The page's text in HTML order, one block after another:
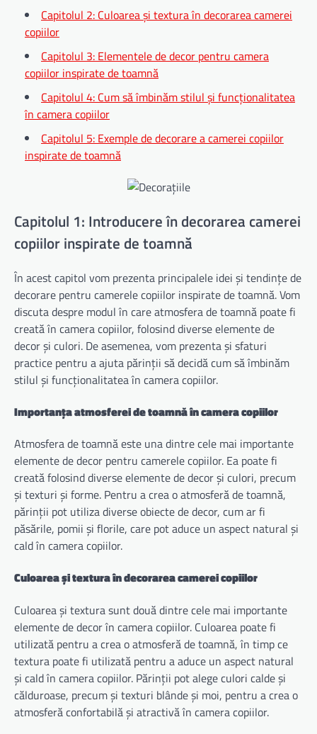
Capitolul 2: Culoarea și textura în decorarea camerei
copiilor
Capitolul 3: Elementele de decor pentru camera
copiilor inspirate de toamnă
Capitolul 4: Cum să îmbinăm stilul și funcționalitatea
în camera copiilor
Capitolul 5: Exemple de decorare a camerei copiilor
inspirate de toamnă
Capitolul 1: Introducere în decorarea camerei
copiilor inspirate de toamnă
În acest capitol vom prezenta principalele idei și tendințe de
decorare pentru camerele copiilor inspirate de toamnă. Vom
discuta despre modul în care atmosfera de toamnă poate fi
creată în camera copiilor, folosind diverse elemente de
decor și culori. De asemenea, vom prezenta și sfaturi
practice pentru a ajuta părinții să decidă cum să îmbinăm
stilul și funcționalitatea în camera copiilor.
Importanța atmosferei de toamnă în camera copiilor
Atmosfera de toamnă este una dintre cele mai importante
elemente de decor pentru camerele copiilor. Ea poate fi
creată folosind diverse elemente de decor și culori, precum
și texturi și forme. Pentru a crea o atmosferă de toamnă,
părinții pot utiliza diverse obiecte de decor, cum ar fi
păsările, pomii și florile, care pot aduce un aspect natural și
cald în camera copiilor.
Culoarea și textura în decorarea camerei copiilor
Culoarea și textura sunt două dintre cele mai importante
elemente de decor în camera copiilor. Culoarea poate fi
utilizată pentru a crea o atmosferă de toamnă, în timp ce
textura poate fi utilizată pentru a aduce un aspect natural
și cald în camera copiilor. Părinții pot alege culori calde și
călduroase, precum și texturi blânde și moi, pentru a crea o
atmosferă confortabilă și atractivă în camera copiilor.